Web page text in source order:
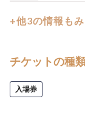
+他3の情報も
チケットの種
入場券